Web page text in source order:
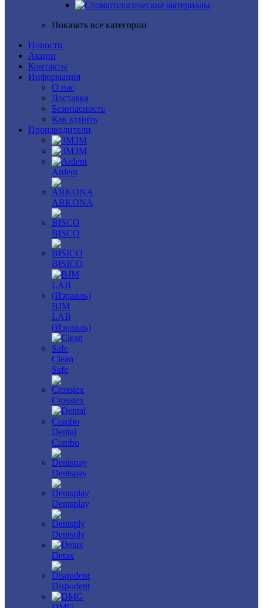
Показать все категории
Новости
Акции
Контакты
Информация
О нас
Доставка
Безопасность
Как купить
Производители
3M
3М
Ardent
ARKONA
BISCO
BISICO
BJM
LAB
(Израиль)
Clean
Safe
Crosstex
Dental
Combo
Dentspay
Dentsplay
Dentsply
Detax
Dispodent